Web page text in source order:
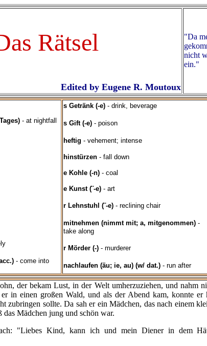
Rätsel
Edited by Eugene R. Moutoux
"Da
nicht
ein."
- at nightfall
- come into
s Getränk (-e) - drink, beverage
s Gift (-e) - poison
heftig - vehement; intense
hinstürzen - fall down
e Kohle (-n) - coal
e Kunst (¨-e) - art
r Lehnstuhl (¨-e) - reclining chair
mitnehmen (nimmt mit; a, mitgenommen) -
take along
r Mörder (-) - murderer
nachlaufen (äu; ie, au) (w/ dat.) - run after
der bekam Lust, in der Welt umherzuziehen, und nahm
in einen großen Wald, und als der Abend kam, konnte er
zubringen sollte. Da sah er ein Mädchen, das nach einem
das Mädchen jung und schön war.
"Liebes Kind, kann ich und mein Diener in dem